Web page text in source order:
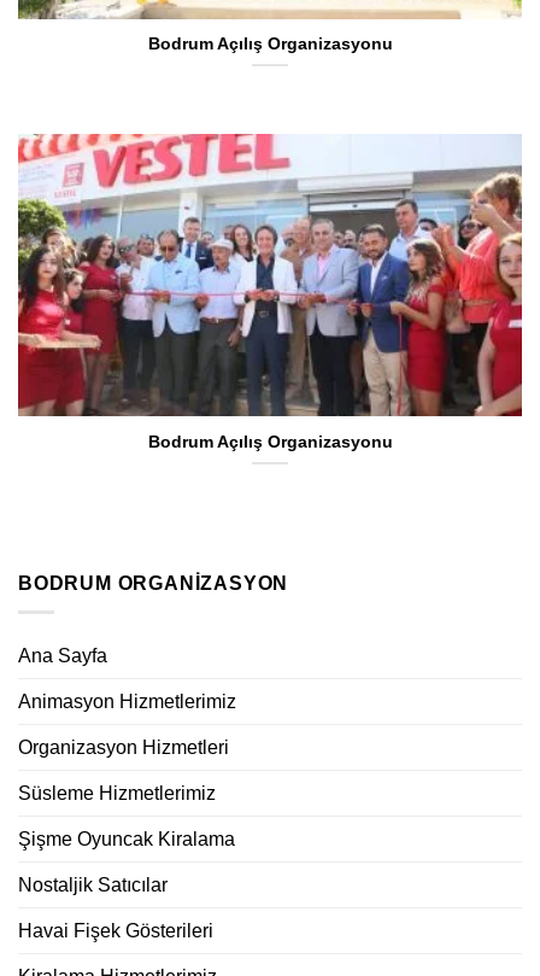
Bodrum Açılış Organizasyonu
Bodrum Açılış Organizasyonu
BODRUM ORGANIZASYON
Ana Sayfa
Animasyon Hizmetlerimiz
Organizasyon Hizmetleri
Süsleme Hizmetlerimiz
Şişme Oyuncak Kiralama
Nostaljik Satıcılar
Havai Fişek Gösterileri